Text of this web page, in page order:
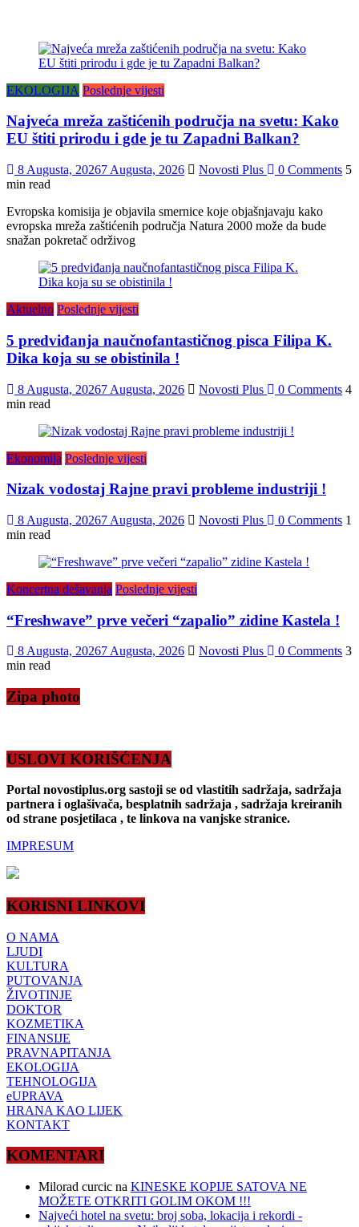
EKOLOGIJA Poslednje vijesti
Najveća mreža zaštićenih područja na svetu: Kako
EU štiti prirodu i gde je tu Zapadni Balkan?
8 Augusta, 20267 Augusta, 2026 Novosti Plus 0 Comments 5
min read
Evropska komisija je objavila smernice koje objašnjavaju kako
evropska mreža zaštićenih područja Natura 2000 može da bude
snažan pokretač održivog
Aktuelno Poslednje vijesti
5 predviđanja naučnofantastičnog pisca Filipa K.
Dika koja su se obistinila !
8 Augusta, 20267 Augusta, 2026 Novosti Plus 0 Comments 4
min read
Ekonomija Poslednje vijesti
Nizak vodostaj Rajne pravi probleme industriji !
8 Augusta, 20267 Augusta, 2026 Novosti Plus 0 Comments 1
min read
Koncertna dešavanja Poslednje vijesti
“Freshwave” prve večeri “zapalio” zidine Kastela !
8 Augusta, 20267 Augusta, 2026 Novosti Plus 0 Comments 3
min read
Zipa photo
USLOVI KORIŠĆENJA
Portal novostiplus.org sastoji se od vlastitih sadržaja, sadržaja
partnera i oglašivača, besplatnih sadržaja , sadržaja kreiranih
od strane posjetilaca , te linkova na vanjske stranice.
IMPRESUM
KORISNI LINKOVI
O NAMA
LJUDI
KULTURA
PUTOVANJA
ŽIVOTINJE
DOKTOR
KOZMETIKA
FINANSIJE
PRAVNAPITANJA
EKOLOGIJA
TEHNOLOGIJA
eUPRAVA
HRANA KAO LIJEK
KONTAKT
KOMENTARI
Milorad curcic na KINESKE KOPIJE SATOVA NE
MOŽETE OTKRITI GOLIM OKOM !!!
Najveći hotel na svetu: broj soba, lokacija i rekordi -